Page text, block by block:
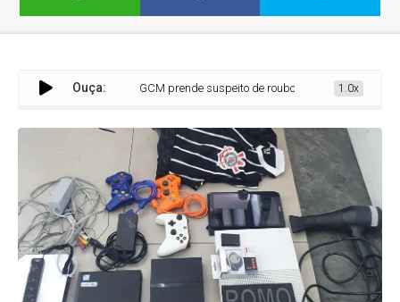
Ouça: GCM prende suspeito de roubo a residência e1.0x